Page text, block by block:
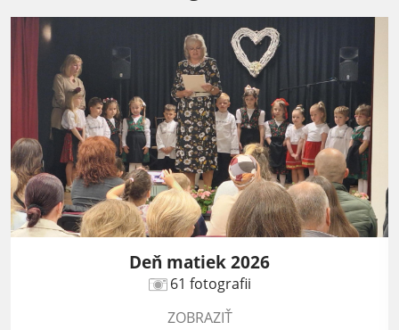
Deň matiek 2026
61 fotografii
ZOBRAZIŤ